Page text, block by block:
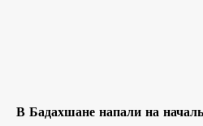
В Бадахшане напали на